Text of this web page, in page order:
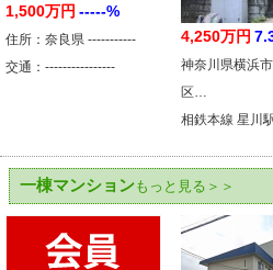
1,500万円 -----%
住所：奈良県 -----------
交通：----------------
4,250万円
神奈川県横浜
区…
相鉄本線 星川
一棟マンションもっと見る＞＞